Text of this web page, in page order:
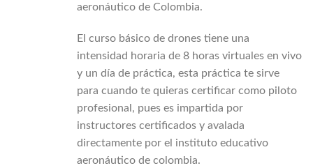
aeronáutico de Colombia.
El curso básico de drones tiene una
intensidad horaria de 8 horas virtuales en vivo
y un día de práctica, esta práctica te sirve
para cuando te quieras certificar como piloto
profesional, pues es impartida por
instructores certificados y avalada
directamente por el instituto educativo
aeronáutico de colombia.